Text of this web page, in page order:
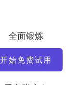
全面锻炼
开始免费试用
Junghee Won
视频时间